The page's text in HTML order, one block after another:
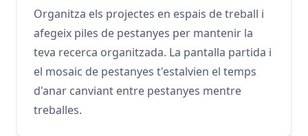
Organitza els projectes en espais de treball i
afegeix piles de pestanyes per mantenir la
teva recerca organitzada. La pantalla partida i
el mosaic de pestanyes t'estalvien el temps
d'anar canviant entre pestanyes mentre
treballes.